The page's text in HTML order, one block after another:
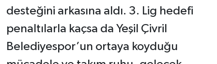
desteğini arkasına aldı. 3. Lig hedefi
penaltılarla kaçsa da Yeşil Çivril
Belediyespor’un ortaya koyduğu